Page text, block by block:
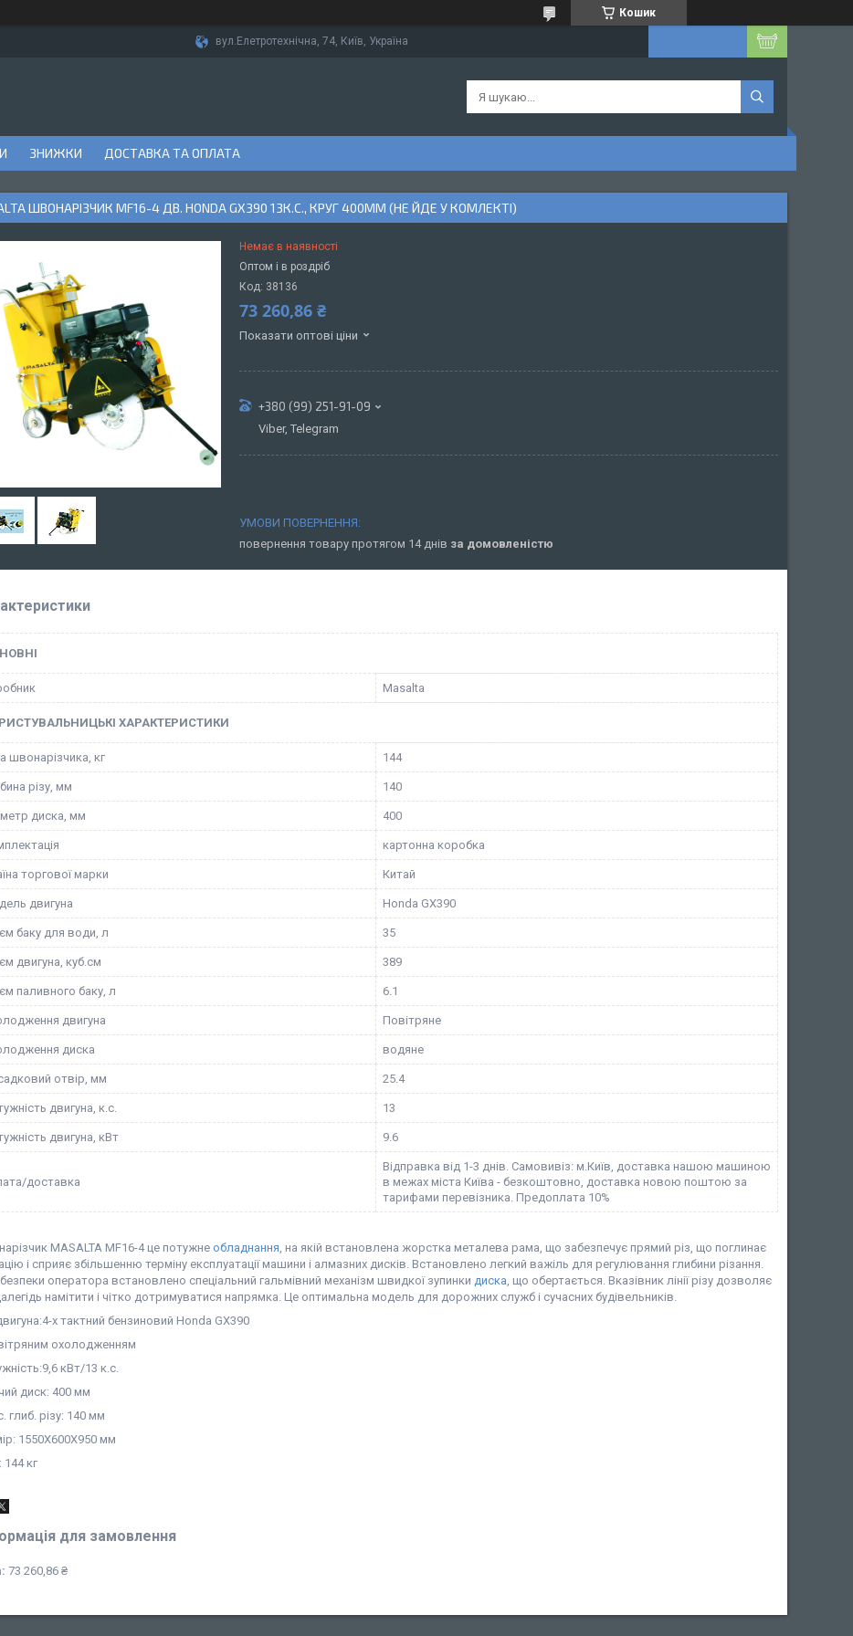
Кошик
вул.Елетротехнічна, 74, Київ, Україна
ЗНИЖКИ ДОСТАВКА ТА ОПЛАТА
ШВОНАРІЗЧИК MF16-4 ДВ. HONDA GX390 13К.С., КРУГ 400ММ (НЕ ЙДЕ У КОМЛЕКТІ)
Немає в наявності
Оптом і в роздріб
Код: 38136
73 260,86 ₴
Показати оптові ціни
+380 (99) 251-91-09
Viber, Telegram
повернення товару протягом 14 днів за домовленістю
Masalta
ХАРАКТЕРИСТИКИ
швонарізчика, кг 144
різу, мм 140
диска, мм 400
картонна коробка
торгової марки Китай
двигуна Honda GX390
баку для води, л 35
двигуна, куб.см 389
паливного баку, л 6.1
двигуна Повітряне
диска водяне
отвір, мм 25.4
двигуна, к.с. 13
двигуна, кВт 9.6
доставка
Відправка від 1-3 днів. Самовивіз: м.Київ, доставка нашою машиною
в межах міста Київа - безкоштовно, доставка новою поштою за
тарифами перевізника. Предоплата 10%
MASALTA MF16-4 це потужнеобладнання , на якій встановлена жорстка металева рама, що забезпечує прямий різ, що поглинає
і сприяє збільшенню терміну експлуатації машини і алмазних дисків. Встановлено легкий важіль для регулювання глибини різання.
оператора встановлено спеціальний гальмівний механізм швидкої зупинки диска , що обертається. Вказівник лінії різу дозволяє
намітити і чітко дотримуватися напрямка. Це оптимальна модель для дорожних служб і сучасних будівельників.
х тактний бензиновий Honda GX390
охолодженням
кВт/13 к.с.
диск: 400 мм
глиб. різу: 140 мм
1550Х600Х950 мм
144 кг
для замовлення
73 260,86 ₴